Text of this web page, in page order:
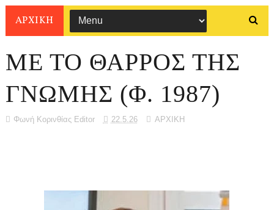
ΑΡΧΙΚΗ
ΜΕ ΤΟ ΘΑΡΡΟΣ ΤΗΣ
ΓΝΩΜΗΣ (Φ. 1987)
Φωνή Κορινθίας Editor 22.5.26 ΑΡΧΙΚΗ